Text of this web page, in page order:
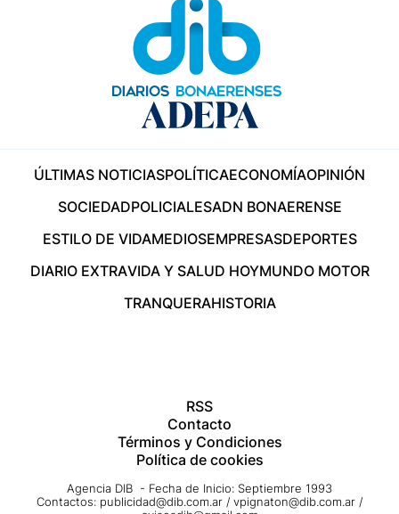
ÚLTIMAS NOTICIASPOLÍTICAECONOMÍAOPINIÓN
SOCIEDADPOLICIALESADN BONAERENSE
ESTILO DE VIDAMEDIOSEMPRESASDEPORTES
DIARIO EXTRAVIDA Y SALUD HOYMUNDO MOTOR
TRANQUERAHISTORIA
RSS
Contacto
Términos y Condiciones
Política de cookies
Agencia DIB - Fecha de Inicio: Septiembre 1993
Contactos: publicidad@dib.com.ar / vpignaton@dib.com.ar /